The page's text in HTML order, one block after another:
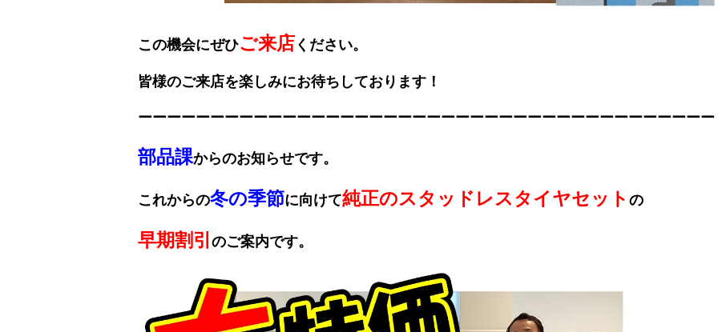
この機会にぜひご来店 ください。
皆様のご来店を楽しみにお待ちしております！
ーーーーーーーーーーーーーーーーーーーーーーーーーーーーーーーーーーーーーーーー
部品課からのお知らせです。
これからの冬の季節に向けて純正のスタッドレスタイヤセット の
早期割引 のご案内です。